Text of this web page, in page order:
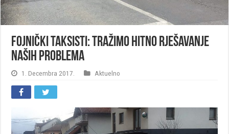
Fojnički taksisti: Tražimo hitno rješavanje
naših problema
1. Decembra 2017. Aktuelno